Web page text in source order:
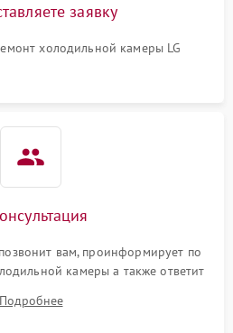
заявку
холодильной камеры LG
вам, проинформирует по
камеры а также ответит
Подробнее